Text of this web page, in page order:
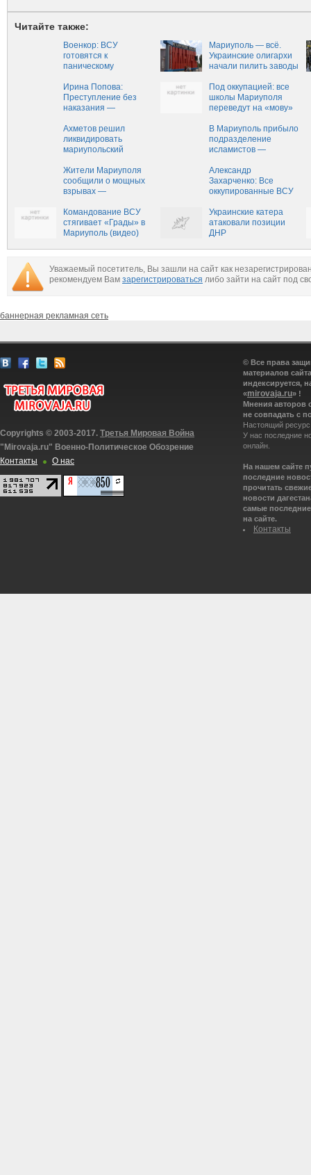
Читайте также:
Военкор: ВСУ
готовятся к
паническому
Мариуполя
Мариуполь — всё.
Украинские олигархи
начали пилить заводы
Ирина Попова:
Преступление без
наказания —
Под оккупацией: все
школы Мариуполя
переведут на «мову»
Ахметов решил
ликвидировать
мариупольский
Ильича
В Мариуполь прибыло
подразделение
исламистов —
Жители Мариуполя
сообщили о мощных
взрывах —
Александр
Захарченко: Все
оккупированные ВСУ
обязательно
освобождены —
Новороссия
Командование ВСУ
стягивает «Грады» в
Мариуполь (видео)
Украинские катера
атаковали позиции
ДНР
Уважаемый посетитель, Вы зашли на сайт как
рекомендуем Вам зарегистрироваться либо зайти на сайт под
баннерная рекламная сеть
Copyrights © 2003-2017. Третья Мировая Война
"Mirovaja.ru" Военно-Политическое Обозрение
Контакты
О нас
© Все права
материалов
индексируется,
«mirovaja.ru» !
Мнения авторов
не совпадать с
Настоящий
У нас последние
онлайн.
На нашем сайте
последние
прочитать
новости
самые
на сайте.
Контакты